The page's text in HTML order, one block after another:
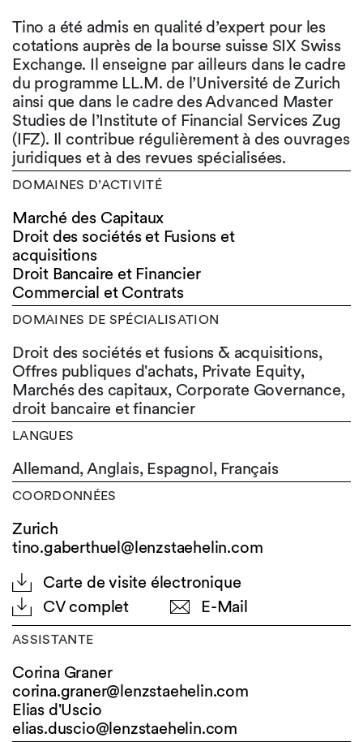
Tino a été admis en qualité d’expert pour les
cotations auprès de la bourse suisse SIX Swiss
Exchange. Il enseigne par ailleurs dans le cadre
du programme LL.M. de l’Université de Zurich
ainsi que dans le cadre des Advanced Master
Studies de l’Institute of Financial Services Zug
(IFZ). Il contribue régulièrement à des ouvrages
juridiques et à des revues spécialisées.
DOMAINES D’ACTIVITÉ
Marché des Capitaux
Droit des sociétés et Fusions et
acquisitions
Droit Bancaire et Financier
Commercial et Contrats
DOMAINES DE SPÉCIALISATION
Droit des sociétés et fusions & acquisitions,
Offres publiques d'achats, Private Equity,
Marchés des capitaux, Corporate Governance,
droit bancaire et financier
LANGUES
Allemand,Anglais, Espagnol, Français
COORDONNÉES
Zurich
tino.gaberthuel@lenzstaehelin.com
Carte de visite électronique
CV complet
E-Mail
ASSISTANTE
Corina Graner
corina.graner@lenzstaehelin.com
Elias d'Uscio
elias.duscio@lenzstaehelin.com